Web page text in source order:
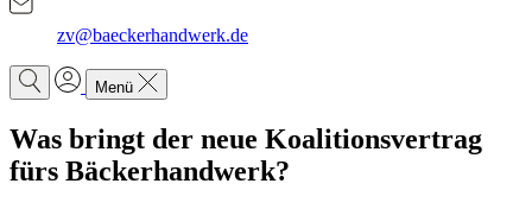
zv@baeckerhandwerk.de
Menü
Was bringt der neue Koalitionsvertrag
fürs Bäckerhandwerk?